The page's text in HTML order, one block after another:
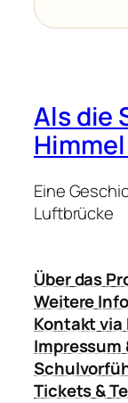
Als die
Eine
Luftbrücke
Über das
Weitere
Kontakt via
Impressum
Tickets &